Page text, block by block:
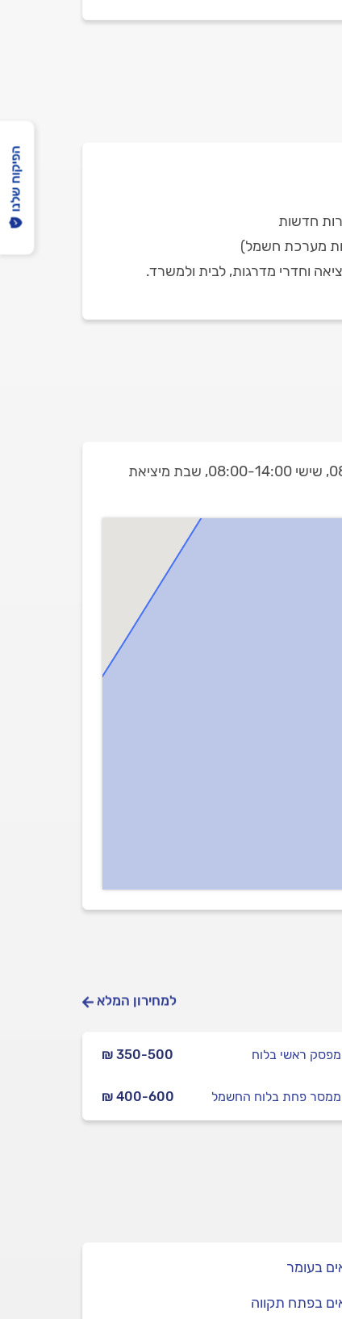
חדשות
מערכת חשמל)
וחדרי מדרגות, לבית ולמשרד.
שישי 08:00-14:00,
שבת מיציאת
למחירון המלא
₪ 350-500 ראשי בלוח
₪ 400-600 פחת בלוח החשמל
בעומר
בפתח תקווה
הפיקוח שלנו